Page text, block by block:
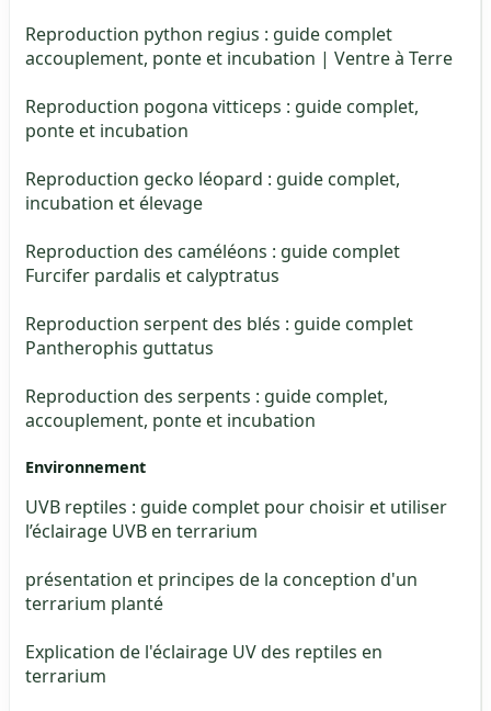
Reproduction python regius : guide complet
accouplement, ponte et incubation | Ventre à Terre
Reproduction pogona vitticeps : guide complet,
ponte et incubation
Reproduction gecko léopard : guide complet,
incubation et élevage
Reproduction des caméléons : guide complet
Furcifer pardalis et calyptratus
Reproduction serpent des blés : guide complet
Pantherophis guttatus
Reproduction des serpents : guide complet,
accouplement, ponte et incubation
Environnement
UVB reptiles : guide complet pour choisir et utiliser
l’éclairage UVB en terrarium
présentation et principes de la conception d'un
terrarium planté
Explication de l'éclairage UV des reptiles en
terrarium